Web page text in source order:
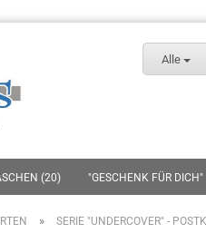
Alle
(20) "GESCHENK FÜR
» SERIE "UNDERCOVER" -